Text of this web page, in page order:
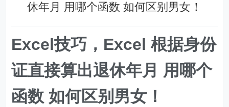
休年月 用哪个函数 如何区别男女！
Excel技巧，Excel 根据身份
证直接算出退休年月 用哪个
函数 如何区别男女！